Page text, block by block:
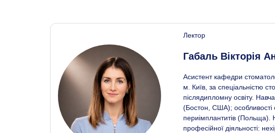
Лектор
Габаль Вікторія
Асистент кафедри
м. Київ, за спеціальністю
післядипломну освіту.
(Бостон, США); особливості
периімплантитів (Польща).
професійної діяльності: